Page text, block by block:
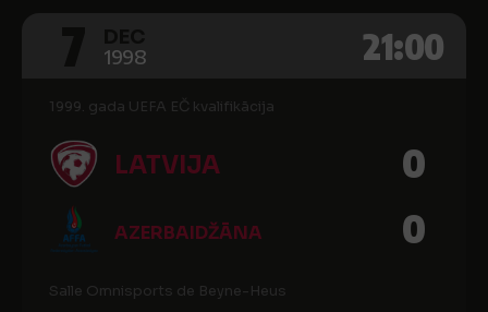
1998 21:00
1999. gada UEFA EČ kvalifikācija
LATVIJA 0
AZERBAIDŽĀNA 0
Salle Omnisports de Beyne-Heus